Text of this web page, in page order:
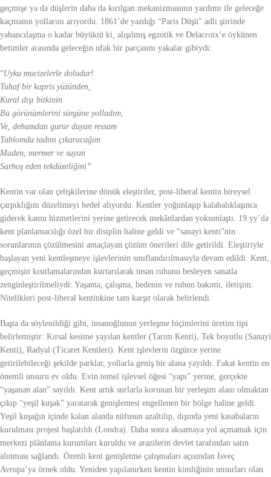
geçmişe ya da düşlerin daha da kırılgan mekanizmasının yardımı ile geleceğe
kaçmanın yollarını arıyordu. 1861’de yazdığı “Paris Düşü” adlı şiirinde
yabancılaşma o kadar büyüktü ki, alışılmış egzotik ve Delacroix’e öykünen
betimler arasında geleceğin ufak bir parçasını yakalar gibiydi:
“Uyku mucizelerle doludur!
Tuhaf bir kapris yüzünden,
Kural dışı bitkinin
Bu görünümlerini sürgüne yolladım,
Ve, dehamdan gurur duyan ressam
Tablomda tadını çıkaracağım
Maden, mermer ve suyun
Sarhoş eden tekdüzeliğini”
Kentin var olan çelişkilerine dönük eleştiriler, post-liberal kentin bireysel
çarpıklığını düzeltmeyi hedef alıyordu. Kentler yoğunlaşıp kalabalıklaşınca
giderek kamu hizmetlerini yerine getirecek mekânlardan yoksunlaştı. 19.yy’da
kent planlamacılığı özel bir disiplin haline geldi ve “sanayi kenti”nin
sorunlarının çözülmesini amaçlayan çözüm önerileri dile getirildi. Eleştiriyle
başlayan yeni kentleşmeye işlevlerinin sınıflandırılmasıyla devam edildi. Kent,
geçmişin kısıtlamalarından kurtarılarak insan ruhunu besleyen sanatla
zenginleştirilmeliydi: Yaşama, çalışma, bedenin ve ruhun bakımı, iletişim.
Nitelikleri post-liberal kentinkine tam karşıt olarak belirlendi.
Başta da söylenildiği gibi, insanoğlunun yerleşme biçimlerini üretim tipi
belirlemiştir: Kırsal kesime yayılan kentler (Tarım Kenti), Tek boyutlu (Sanayi
Kenti), Radyal (Ticaret Kentleri). Kent işlevlerin özgürce yerine
getirilebileceği şekilde parklar, yollarla geniş bir alana yayıldı. Fakat kentin en
önemli unsuru ev oldu. Evin temel işlevsel öğesi “yapı” yerine, gerçekte
“yaşanan alan” sayıldı. Kent artık surlarla korunan bir yerleşim alanı olmaktan
çıkıp “yeşil kuşak” yaratarak genişlemesi engellenen bir bölge haline geldi.
Yeşil kuşağın içinde kalan alanda nüfusun azaltılıp, dışında yeni kasabaların
kurulması projesi başlatıldı (Londra). Daha sonra aksamaya yol açmamak için
merkezi plânlama kurumları kuruldu ve arazilerin devlet tarafından satın
alınması sağlandı. Özenli kent genişletme çalışmaları açısından İsveç
Avrupa’ya örnek oldu. Yeniden yapılanırken kentin kimliğinin unsurları olan